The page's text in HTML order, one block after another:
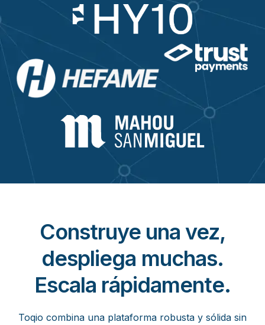
Construye una vez,
despliega muchas.
Escala rápidamente.
Toqio combina una plataforma robusta y sólida sin